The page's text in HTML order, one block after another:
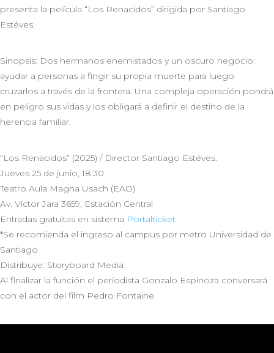
presenta la película “Los Renacidos” dirigida por Santiago
Estéves.
Sinopsis: Dos hermanos enemistados y un oscuro negocio:
ayudar a personas a fingir su propia muerte para luego
cruzarlos a través de la frontera. Una compleja operación pondrá
en peligro sus vidas y los obligará a definir el destino de la
herencia familiar.
“Los Renacidos” (2025) / Director Santiago Estéves.
Jueves 25 de junio, 18:30
Teatro Aula Magna Usach (EAO)
Av. Víctor Jara 3659, Estación Central
Entradas gratuitas en sistema Portalticket
*Se recomienda el ingreso al campus por metro Universidad de
Santiago
Distribuye: Storyboard Media
Al finalizar la función el periodista Gonzalo Espinoza conversará
con el actor del film Pedro Fontaine.